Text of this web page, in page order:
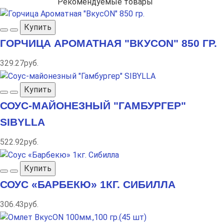
Купить
ГОРЧИЦА АРОМАТНАЯ "ВКУСON" 850 ГР.
329.27руб.
Купить
СОУС-МАЙОНЕЗНЫЙ "ГАМБУРГЕР"
SIBYLLA
522.92руб.
Купить
СОУС «БАРБЕКЮ» 1КГ. СИБИЛЛА
306.43руб.